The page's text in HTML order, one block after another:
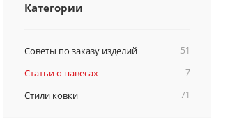
Категории
Советы по заказу изделий 51
Статьи о навесах 7
Стили ковки 71